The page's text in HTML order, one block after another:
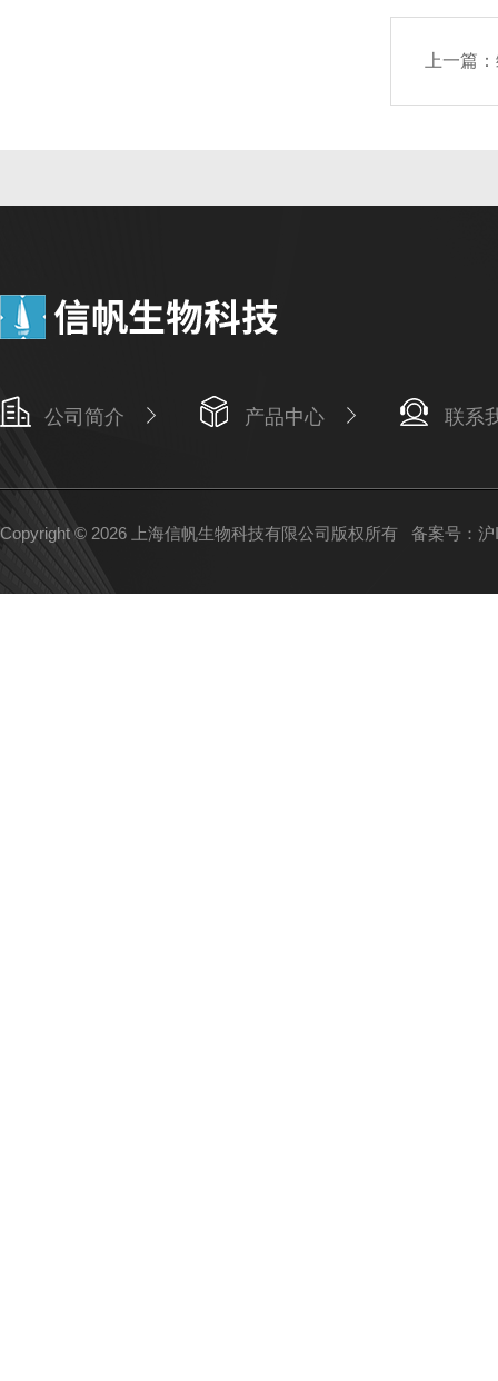
上一篇：
公司简介 产品中心 联系
Copyright © 2026 上海信帆生物科技有限公司版权所有 备案号：